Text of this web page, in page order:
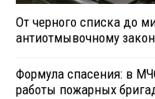
От черного списка до
антиотмывочному
Формула спасения: в
работы пожарных